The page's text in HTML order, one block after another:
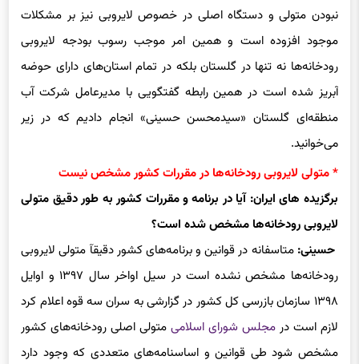
نبودن متولی و دستگاه اصلی در خصوص لایروبی نیز بر مشکلات
موجود افزوده است و همین امر موجب رسوب بودجه لایروبی
رودخانه‌ها نه تنها در گلستان بلکه در تمام استان‌های دارای حوضه
آبریز شده است در همین رابطه گفتگویی با مدیرعامل شرکت آب
منطقه‌ای گلستان «سیدمحسن حسینی» انجام دادیم که در زیر
می‌خوانید.
* متولی لایروبی رودخانه‌ها در مقررات کشور مشخص نیست
برگزیده های ایران: آیا در برنامه و مقررات کشور به طور دقیق متولی
لایروبی رودخانه‌ها مشخص شده است؟
حسینی: متاسفانه در قوانین و برنامه‌های کشور دقیقآ متولی لایروبی
رودخانه‌ها مشخص نشده است در سیل اواخر سال ۱۳۹۷ و اوایل
۱۳۹۸ سازمان بازرسی کل کشور در گزارشی به سران سه قوه اعلام کرد
لازم است درمجلس شورای اسلامیمتولی اصلی رودخانه‌های کشور
مشخص شود طی قوانین و اساسنامه‌های متعددی که وجود دارد